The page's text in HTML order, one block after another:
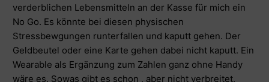
verderblichen Lebensmitteln an der Kasse für mich ein
No Go. Es könnte bei diesen physischen
Stressbewgungen runterfallen und kaputt gehen. Der
Geldbeutel oder eine Karte gehen dabei nicht kaputt. Ein
Wearable als Ergänzung zum Zahlen ganz ohne Handy
wäre es. Sowas gibt es schon , aber nicht verbreitet.